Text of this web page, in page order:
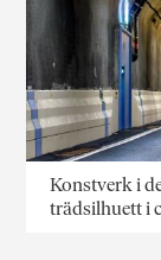
Konstverk i
trädsilhuett i